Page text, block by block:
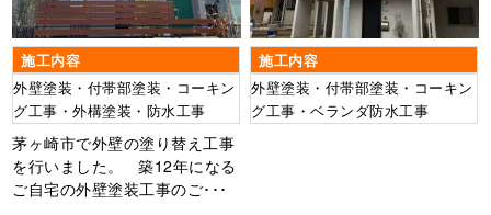
施工内容
外壁塗装・付帯部塗装・コーキン
グ工事・外構塗装・防水工事
茅ヶ崎市で外壁の塗り替え工事
を行いました。 築12年になる
ご自宅の外壁塗装工事のご･･･
施工内容
外壁塗装・付帯部塗装・コーキン
グ工事・ベランダ防水工事